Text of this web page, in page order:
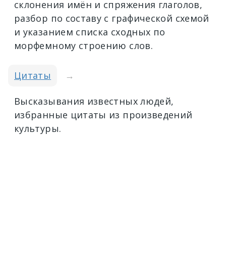
склонения имён и спряжения глаголов,
разбор по составу с графической схемой
и указанием списка сходных по
морфемному строению слов.
Цитаты →
Высказывания известных людей,
избранные цитаты из произведений
культуры.